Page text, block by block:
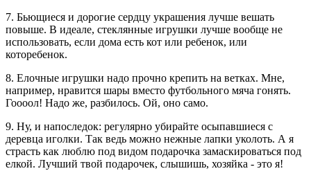
7. Бьющиеся и дорогие сердцу украшения лучше вешать
повыше. В идеале, стеклянные игрушки лучше вообще не
использовать, если дома есть кот или ребенок, или
которебенок.
8. Елочные игрушки надо прочно крепить на ветках. Мне,
например, нравится шары вместо футбольного мяча гонять.
Гоооол! Надо же, разбилось. Ой, оно само.
9. Ну, и напоследок: регулярно убирайте осыпавшиеся с
деревца иголки. Так ведь можно нежные лапки уколоть. А я
страсть как люблю под видом подарочка замаскироваться под
елкой. Лучший твой подарочек, слышишь, хозяйка - это я!